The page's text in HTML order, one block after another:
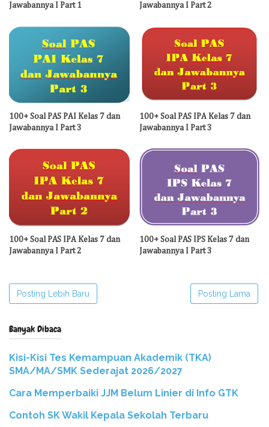
Jawabannya I Part 1
Jawabannya I Part 2
100+ Soal PAS PAI Kelas 7 dan
Jawabannya I Part 3
100+ Soal PAS IPA Kelas 7 dan
Jawabannya I Part 3
100+ Soal PAS IPA Kelas 7 dan
Jawabannya I Part 2
100+ Soal PAS IPS Kelas 7 dan
Jawabannya I Part 3
Posting Lebih Baru Posting Lama
Banyak Dibaca
Kisi-Kisi Tes Kemampuan Akademik (TKA)
SMA/MA/SMK Sederajat 2026/2027
Cara Memperbaiki JJM Belum Linier di Info GTK
Contoh SK Wakil Kepala Sekolah Terbaru